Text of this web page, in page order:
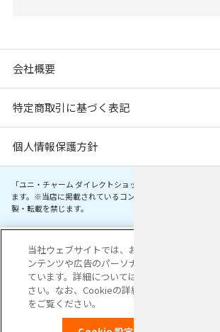
会社概要
特定商取引に基づく表記
個人情報保護方針
「ユニ・チャーム ダイレクトショップ」は、ユニ・チャー
ます。※当店に掲載されているコンテンツは、事前の許可が
製・転載を禁じます。
当社ウェブサイトでは、お客様の利便性を向上
ンテンツや広告のパーソナライズ化のために
ています。詳細については
さい。なお、Cookieの詳細設定については「
をご覧ください。